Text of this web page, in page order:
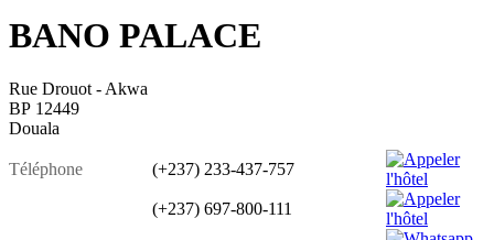
BANO PALACE
Rue Drouot - Akwa
BP 12449
Douala
Téléphone (+237) 233-437-757
(+237) 697-800-111